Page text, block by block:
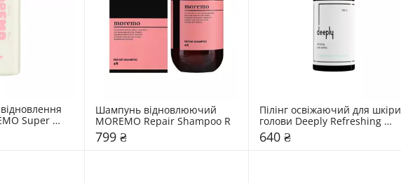
Super
Шампунь відновлюючий
MOREMO Repair Shampoo R
799 ₴
Пілінг освіжаючий для шкіри
голови Deeply Refreshing
scalp peeling
640 ₴